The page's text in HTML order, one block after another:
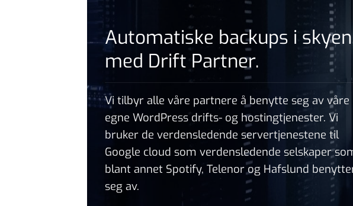
Automatiske backups i
med Drift Partner.
Vi tilbyr alle våre partnere å benytte seg av våre
egne WordPress drifts- og hostingtjenester. Vi
bruker de verdensledende servertjenestene til
Google cloud som verdensledende selskaper
blant annet Spotify, Telenor og Hafslund
seg av.